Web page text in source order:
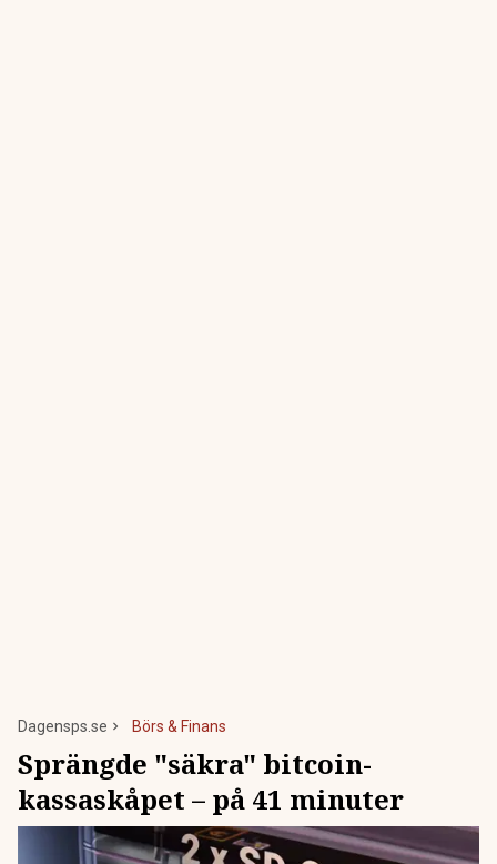
Dagensps.se Börs & Finans
Sprängde "säkra" bitcoin-
kassaskåpet – på 41 minuter